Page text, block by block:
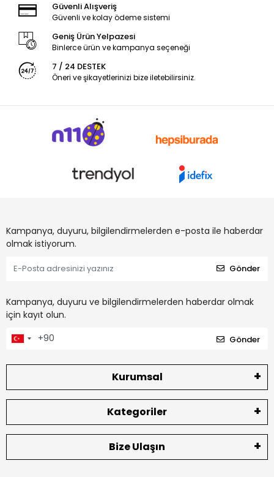
Güvenli Alışveriş
Güvenli ve kolay ödeme sistemi
Geniş Ürün Yelpazesi
Binlerce ürün ve kampanya seçeneği
7 / 24 DESTEK
Öneri ve şikayetlerinizi bize iletebilirsiniz.
Kampanya, duyuru, bilgilendirmelerden e-posta ile haberdar
olmak istiyorum.
Gönder
Kampanya, duyuru ve bilgilendirmelerden haberdar olmak
için kayıt olun.
Gönder
Kurumsal
Kategoriler
Bize Ulaşın